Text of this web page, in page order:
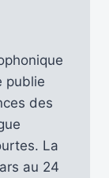
publie
des
La
au 24